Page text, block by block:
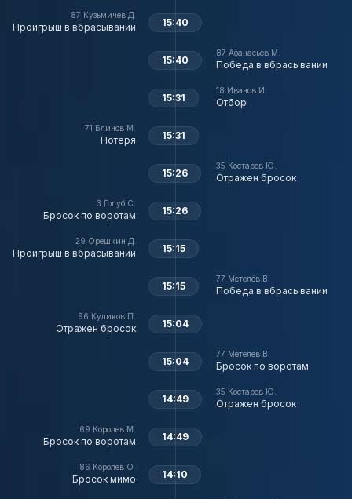
87 Кузьмичев Д.
Проигрыш в вбрасывании 15:40
87 Афанасьев М.
Победа в вбрасывании
15:40
18 Иванов И.
Отбор
15:31
71 Блинов М.
Потеря 15:31
35 Костарев Ю.
Отражен бросок
15:26
3 Голуб С.
Бросок по воротам 15:26
29 Орешкин Д.
Проигрыш в вбрасывании 15:15
77 Метелёв В.
Победа в вбрасывании
15:15
96 Куликов П.
Отражен бросок 15:04
77 Метелёв В.
Бросок по воротам
15:04
35 Костарев Ю.
Отражен бросок
14:49
69 Королев М.
Бросок по воротам 14:49
86 Королев О.
Бросок мимо 14:10